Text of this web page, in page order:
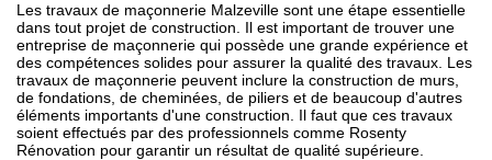
Les travaux de maçonnerie Malzeville sont une étape essentielle
dans tout projet de construction. Il est important de trouver une
entreprise de maçonnerie qui possède une grande expérience et
des compétences solides pour assurer la qualité des travaux. Les
travaux de maçonnerie peuvent inclure la construction de murs,
de fondations, de cheminées, de piliers et de beaucoup d'autres
éléments importants d'une construction. Il faut que ces travaux
soient effectués par des professionnels comme Rosenty
Rénovation pour garantir un résultat de qualité supérieure.